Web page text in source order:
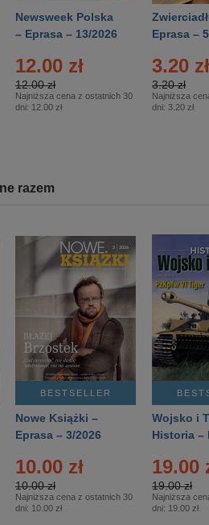
Newsweek Polska
– Eprasa – 13/2026
12.00 zł
12.00 zł
Najniższa cena z ostatnich 30
dni: 12.00 zł
Eprasa –
3.20 zł
3.20 zł
Najniższa
dni: 3.20 zł
razem
BESTSELLER
Nowe Książki –
Eprasa – 3/2026
10.00 zł
10.00 zł
Najniższa cena z ostatnich 30
dni: 10.00 zł
Wojsko i
Historia –
19.00
19.00 zł
Najniższa
dni: 19.00 zł